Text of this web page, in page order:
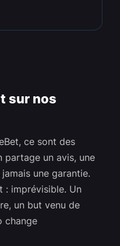
sur nos
ce sont des
partage un avis, une
une garantie.
: imprévisible. Un
un but venu de
change